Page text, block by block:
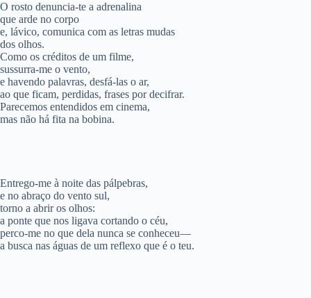
O rosto denuncia-te a adrenalina
que arde no corpo
e, lávico, comunica com as letras mudas
dos olhos.
Como os créditos de um filme,
sussurra-me o vento,
e havendo palavras, desfá-las o ar,
ao que ficam, perdidas, frases por decifrar.
Parecemos entendidos em cinema,
mas não há fita na bobina.
Entrego-me à noite das pálpebras,
e no abraço do vento sul,
torno a abrir os olhos:
a ponte que nos ligava cortando o céu,
perco-me no que dela nunca se conheceu—
a busca nas águas de um reflexo que é o teu.